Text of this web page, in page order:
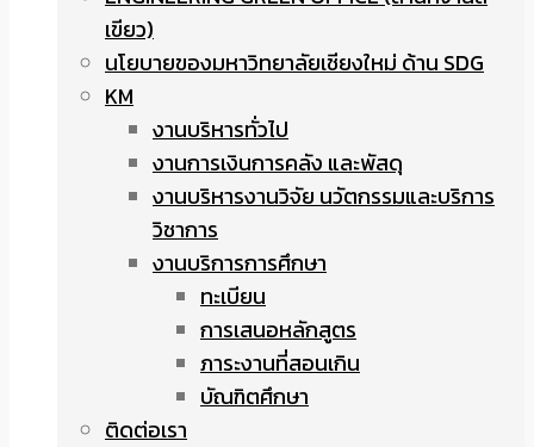
เขียว)
นโยบายของมหาวิทยาลัยเชียงใหม่ ด้าน SDG
KM
งานบริหารทั่วไป
งานการเงินการคลัง และพัสดุ
งานบริหารงานวิจัย นวัตกรรมและบริการ
วิชาการ
งานบริการการศึกษา
ทะเบียน
การเสนอหลักสูตร
ภาระงานที่สอนเกิน
บัณฑิตศึกษา
ติดต่อเรา